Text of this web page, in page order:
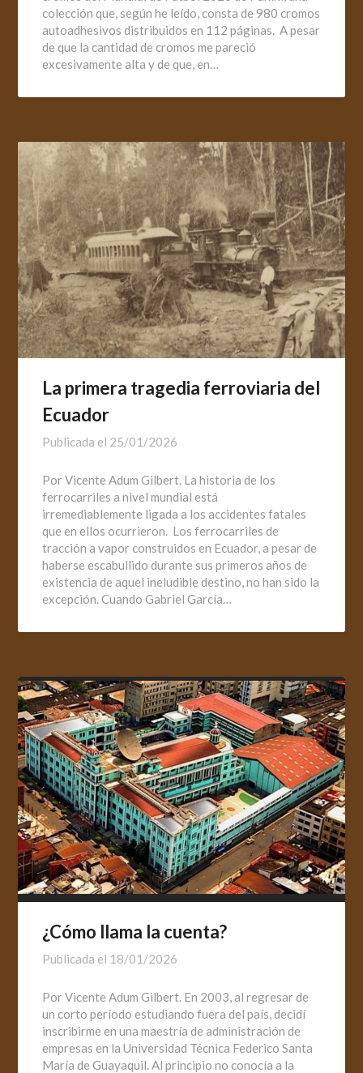
colección que, según he leído, consta de 980 cromos
autoadhesivos distribuidos en 112 páginas. A pesar
de que la cantidad de cromos me pareció
excesivamente alta y de que, en…
La primera tragedia ferroviaria del
Ecuador
Publicada el 25/01/2026
Por Vicente Adum Gilbert. La historia de los
ferrocarriles a nivel mundial está
irremediablemente ligada a los accidentes fatales
que en ellos ocurrieron. Los ferrocarriles de
tracción a vapor construidos en Ecuador, a pesar de
haberse escabullido durante sus primeros años de
existencia de aquel ineludible destino, no han sido la
excepción. Cuando Gabriel García…
¿Cómo llama la cuenta?
Publicada el 18/01/2026
Por Vicente Adum Gilbert. En 2003, al regresar de
un corto período estudiando fuera del país, decidí
inscribirme en una maestría de administración de
empresas en la Universidad Técnica Federico Santa
María de Guayaquil. Al principio no conocía a la